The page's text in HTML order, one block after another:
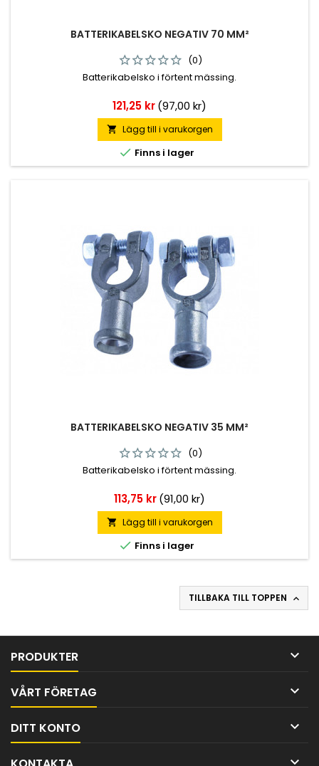
BATTERIKABELSKO NEGATIV 70 MM²
(0)
Batterikabelsko i förtent mässing.
Pris
121,25 kr(97,00 kr)
 Lägg till i varukorgen
 Finns i lager
BATTERIKABELSKO NEGATIV 35 MM²
(0)
Batterikabelsko i förtent mässing.
Pris
113,75 kr(91,00 kr)
 Lägg till i varukorgen
 Finns i lager
TILLBAKA TILL TOPPEN 
PRODUKTER 
VÅRT FÖRETAG 
DITT KONTO 
